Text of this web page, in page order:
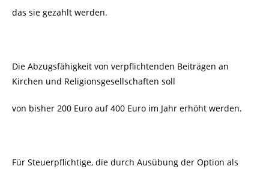
das sie gezahlt werden.
Die Abzugsfähigkeit von verpflichtenden Beiträgen an
Kirchen und Religionsgesellschaften soll
von bisher 200 Euro auf 400 Euro im Jahr erhöht werden.
Für Steuerpflichtige, die durch Ausübung der Option als